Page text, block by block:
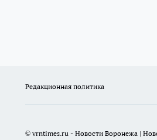
Редакционная политика
© vrntimes.ru - Новости Воронежа |